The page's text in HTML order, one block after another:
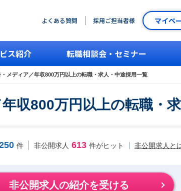
よくある質問 採用ご担当者様 マイペ
ス紹介 転職相談会・セミナー
メディア／年収800万円以上の転職・求人・中途採用一覧
収800万円以上の転職・
件 非公開求人 613 件がヒット 非公開求人と
非公開求人の紹介を受ける